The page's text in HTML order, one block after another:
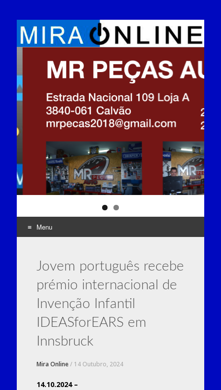
Menu
contentJovem português recebe
prémio internacional de
Invenção Infantil
IDEASforEARS em
Innsbruck
Mira Online/ 14 Outubro, 2024
14.10.2024 –